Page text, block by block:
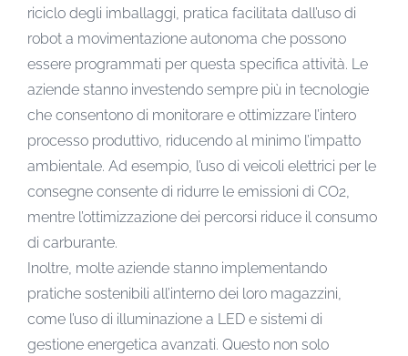
riciclo degli imballaggi, pratica facilitata dall’uso di
robot a movimentazione autonoma che possono
essere programmati per questa specifica attività. Le
aziende stanno investendo sempre più in tecnologie
che consentono di monitorare e ottimizzare l’intero
processo produttivo, riducendo al minimo l’impatto
ambientale. Ad esempio, l’uso di veicoli elettrici per le
consegne consente di ridurre le emissioni di CO2,
mentre l’ottimizzazione dei percorsi riduce il consumo
di carburante.
Inoltre, molte aziende stanno implementando
pratiche sostenibili all’interno dei loro magazzini,
come l’uso di illuminazione a LED e sistemi di
gestione energetica avanzati. Questo non solo